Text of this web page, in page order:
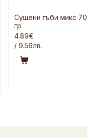
Сушени гъби микс 70
гр
4.89€
/ 9.56лв.